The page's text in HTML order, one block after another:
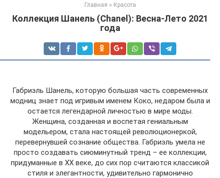
Главная » Красота
Коллекция Шанель (Chanel): Весна-Лето 2021
года
Габриэль Шанель, которую большая часть современных
модниц знает под игривым именем Коко, недаром была и
остается легендарной личностью в мире моды.
Женщина, созданная и воспетая гениальным
модельером, стала настоящей революционеркой,
перевернувшей сознание общества. Габриэль умела не
просто создавать сиюминутный тренд – ее коллекции,
придуманные в ХХ веке, до сих пор считаются классикой
стиля и элегантности, удивительно гармонично